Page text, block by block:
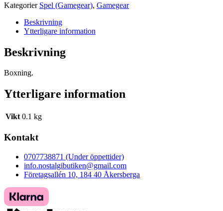
Kategorier Spel (Gamegear), Gamegear
Beskrivning
Ytterligare information
Beskrivning
Boxning.
Ytterligare information
Vikt 0.1 kg
Kontakt
0707738871 (Under öppettider)
info.nostalgibutiken@gmail.com
Företagsallén 10, 184 40 Åkersberga